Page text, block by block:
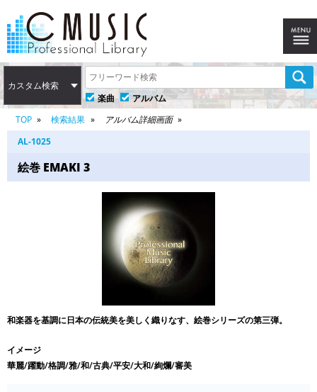
カスタム検索
楽曲
アルバム
TOP
検索結果
アルバム詳細画面
AL-1025
絵巻 EMAKI 3
和楽器を基調に日本の伝統美を美しく織りなす、絵巻シリーズの第三弾。
イメージ
華麗/躍動/格調/雅/和/古典/平安/大和/絢爛/審美